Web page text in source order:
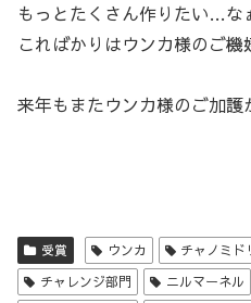
もっとたくさん作りたい…な
こればかりはウンカ様のご機
来年もまたウンカ様のご加
受賞 ウンカ
チャノミド
チャレンジ部門
ニルマーネル